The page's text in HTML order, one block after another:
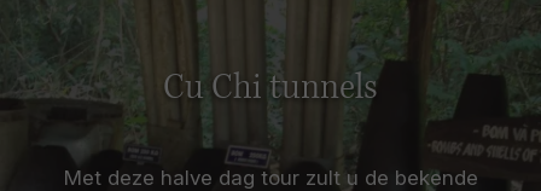
Cu Chi tunnels
Met deze halve dag tour zult u de bekende